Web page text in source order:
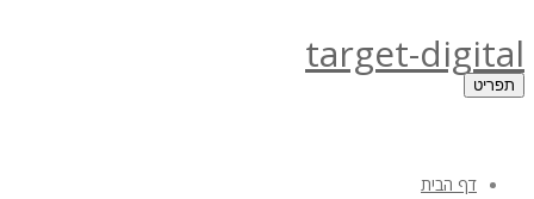
target-digital
תפריט
דף הבית